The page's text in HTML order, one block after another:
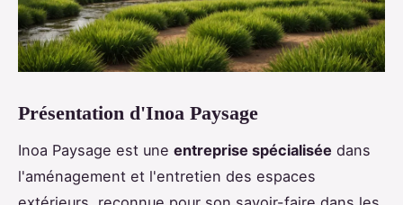
Présentation d'Inoa Paysage
Inoa Paysage est une entreprise spécialisée dans
l'aménagement et l'entretien des espaces